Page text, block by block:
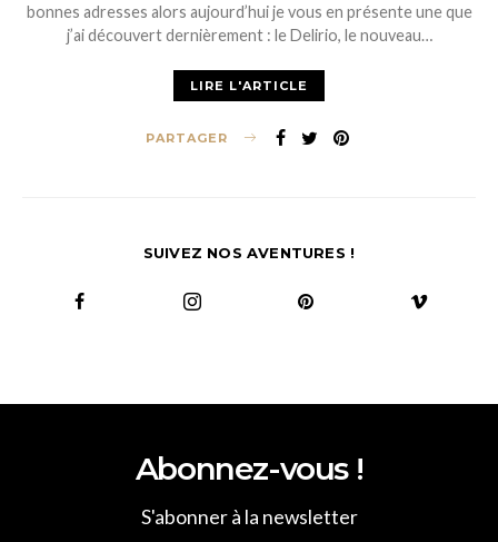
bonnes adresses alors aujourd’hui je vous en présente une que
j’ai découvert dernièrement : le Delirio, le nouveau…
LIRE L'ARTICLE
PARTAGER
SUIVEZ NOS AVENTURES !
Abonnez-vous !
S'abonner à la newsletter